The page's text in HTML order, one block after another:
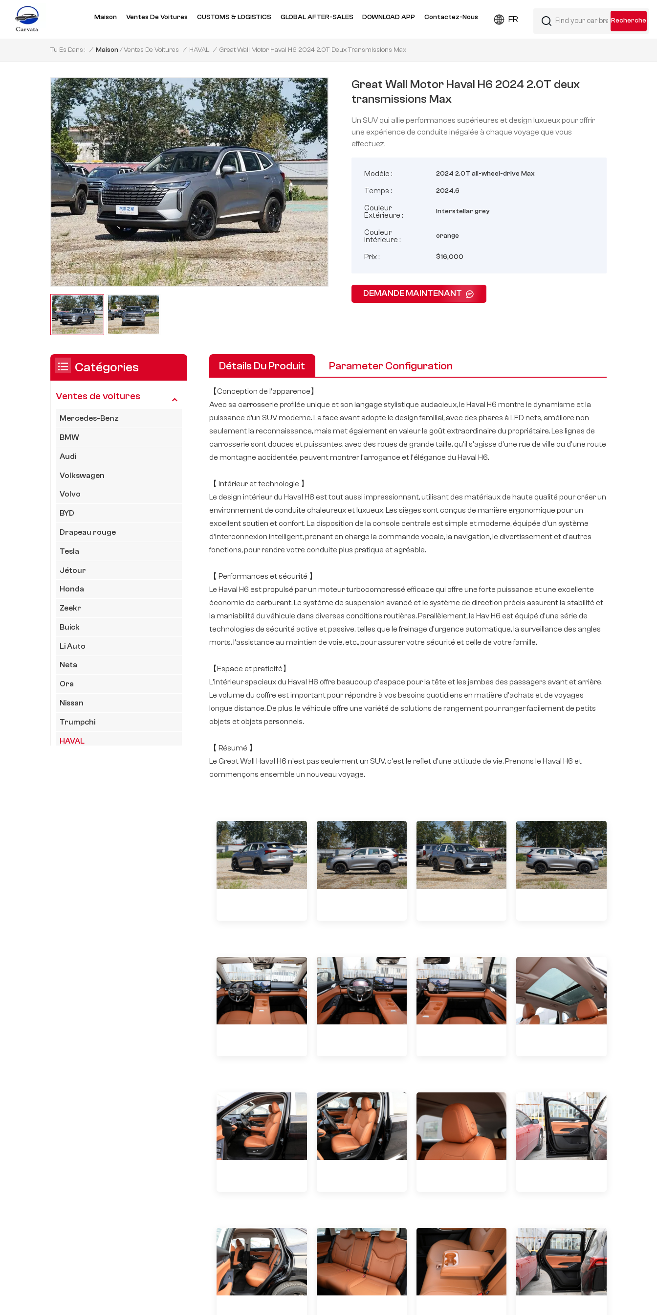
FR
Maison Ventes De Voitures CUSTOMS & LOGISTICS GLOBAL AFTER-SALES DOWNLOAD APP Contactez-Nous
Tu Es Dans : / Maison /Ventes De Voitures / HAVAL / Great Wall Motor Haval H6 2024 2.0T Deux Transmissions Max
Great Wall Motor Haval H6 2024 2.0T deux
transmissions Max
Un SUV qui allie performances supérieures et design luxueux pour offrir
une expérience de conduite inégalée à chaque voyage que vous
effectuez.
Modèle : 2024 2.0T all-wheel-drive Max
Temps : 2024.6
Couleur
Extérieure :
Interstellar grey
Couleur
Intérieure :
orange
Prix : $16,000
DEMANDE MAINTENANT
Détails Du Produit Parameter Configuration
【Conception de l'apparence】
Avec sa carrosserie profilée unique et son langage stylistique audacieux, le Haval H6 montre le dynamisme et la
puissance d’un SUV moderne. La face avant adopte le design familial, avec des phares à LED nets, améliore non
seulement la reconnaissance, mais met également en valeur le goût extraordinaire du propriétaire. Les lignes de
carrosserie sont douces et puissantes, avec des roues de grande taille, qu'il s'agisse d'une rue de ville ou d'une route
de montagne accidentée, peuvent montrer l'arrogance et l'élégance du Haval H6.
【 Intérieur et technologie 】
Le design intérieur du Haval H6 est tout aussi impressionnant, utilisant des matériaux de haute qualité pour créer un
environnement de conduite chaleureux et luxueux. Les sièges sont conçus de manière ergonomique pour un
excellent soutien et confort. La disposition de la console centrale est simple et moderne, équipée d'un système
d'interconnexion intelligent, prenant en charge la commande vocale, la navigation, le divertissement et d'autres
fonctions, pour rendre votre conduite plus pratique et agréable.
【 Performances et sécurité 】
Le Haval H6 est propulsé par un moteur turbocompressé efficace qui offre une forte puissance et une excellente
économie de carburant. Le système de suspension avancé et le système de direction précis assurent la stabilité et
la maniabilité du véhicule dans diverses conditions routières. Parallèlement, le Hav H6 est équipé d'une série de
technologies de sécurité active et passive, telles que le freinage d'urgence automatique, la surveillance des angles
morts, l'assistance au maintien de voie, etc., pour assurer votre sécurité et celle de votre famille.
【Espace et praticité】
L'intérieur spacieux du Haval H6 offre beaucoup d'espace pour la tête et les jambes des passagers avant et arrière.
Le volume du coffre est important pour répondre à vos besoins quotidiens en matière d'achats et de voyages
longue distance. De plus, le véhicule offre une variété de solutions de rangement pour ranger facilement de petits
objets et objets personnels.
【 Résumé 】
Le Great Wall Haval H6 n'est pas seulement un SUV, c'est le reflet d'une attitude de vie. Prenons le Haval H6 et
commençons ensemble un nouveau voyage.
Catégories
Ventes de voitures
Mercedes-Benz
BMW
Audi
Volkswagen
Volvo
BYD
Drapeau rouge
Tesla
Jétour
Honda
Zeekr
Buick
Li Auto
Neta
Ora
Nissan
Trumpchi
HAVAL